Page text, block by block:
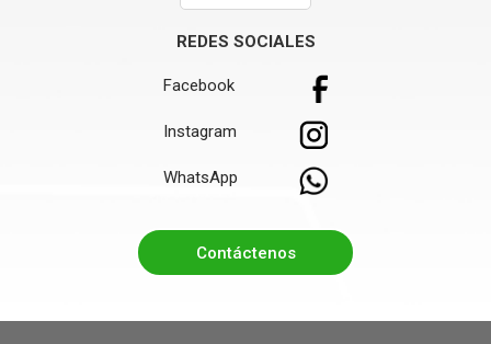
REDES SOCIALES
Facebook
Instagram
WhatsApp
Contáctenos